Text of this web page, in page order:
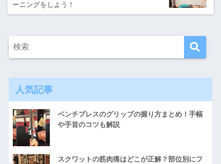
ーニングをしよう！
人気記事
ベンチプレスのグリップの握り方まとめ！手幅
や手首のコツも解説
スクワットの筋肉痛はどこが正解？部位別にフ